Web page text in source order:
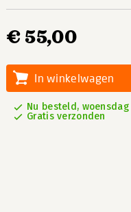
€ 55,00
In winkelwagen
Nu besteld,
Gratis verzonden